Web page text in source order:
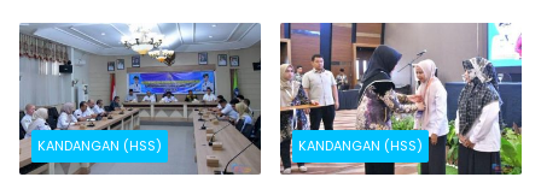
KANDANGAN (HSS) KANDANGAN (HSS)